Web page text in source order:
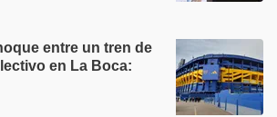
entre un tren de
en La Boca: